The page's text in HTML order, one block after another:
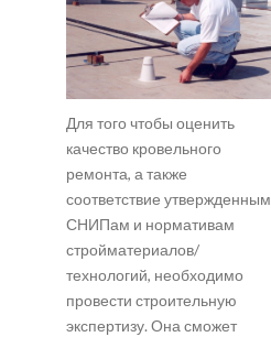
Для того чтобы оценить
качество кровельного
ремонта, а также
соответствие утвержденным
СНИПам и нормативам
стройматериалов/
технологий, необходимо
провести строительную
экспертизу. Она сможет